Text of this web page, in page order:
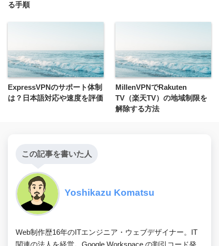
る手順
ExpressVPNのサポート体制
は？日本語対応や速度を評価
MillenVPNでRakuten
TV（楽天TV）の地域制限を
解除する方法
この記事を書いた人
Yoshikazu Komatsu
Web制作歴16年のITエンジニア・ウェブデザイナー。IT